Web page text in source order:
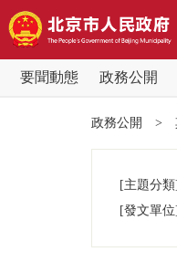
要聞動態 政務公開
政務公開 >
[主題分類]
[發文單位]